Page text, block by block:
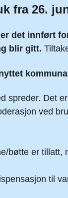
fra 26.
det innført
blir gitt.
spreder. Det
ved
bøtte er tillatt,
til